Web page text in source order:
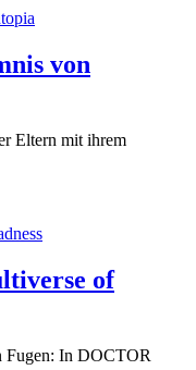
von
Eltern mit ihrem
of
Fugen: In DOCTOR